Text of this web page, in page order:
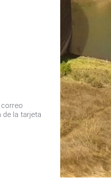
de la tarjeta